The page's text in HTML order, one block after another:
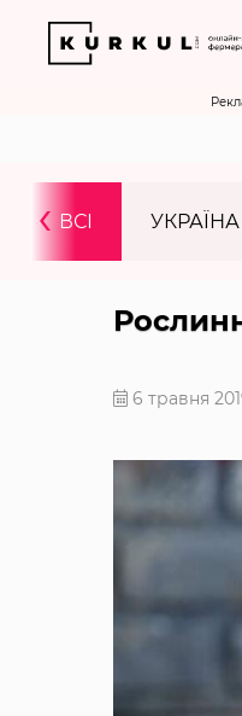
ВСІ УКРАЇНА
‹
6 травня